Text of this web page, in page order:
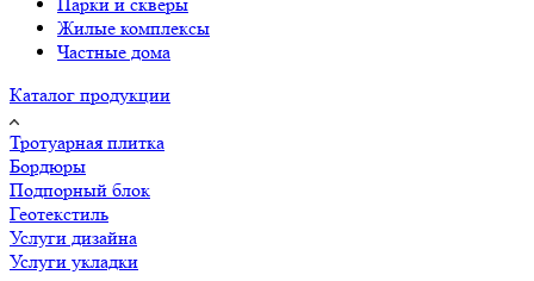
Жилые комплексы
Частные дома
Каталог продукции
Тротуарная плитка
Бордюры
Подпорный блок
Геотекстиль
Услуги дизайна
Услуги укладки